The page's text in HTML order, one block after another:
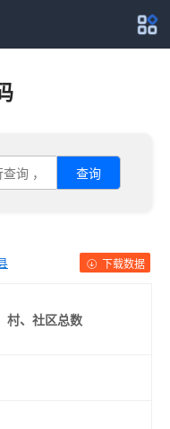
查询
下载数据
村、社区总数